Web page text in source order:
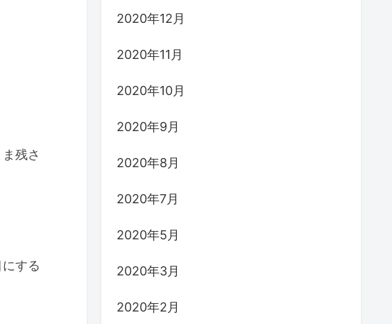
残さ
する
2020年12月
2020年11月
2020年10月
2020年9月
2020年8月
2020年7月
2020年5月
2020年3月
2020年2月